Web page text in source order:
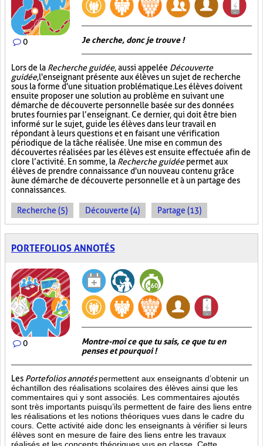
0 Je cherche, donc je trouve !
Lors de la Recherche guidée, aussi appelée Découverte
guidée, l'enseignant présente aux élèves un sujet de recherche
sous la forme d'une situation problématique. Les élèves doivent
ensuite proposer une solution au problème en suivant une
démarche de découverte personnelle basée sur des données
brutes fournies par l’enseignant. Ce dernier, qui doit être bien
informé sur le sujet, guide les élèves dans leur travail en
répondant à leurs questions et en faisant une vérification
périodique de la tâche réalisée. Une mise en commun des
découvertes réalisées par les élèves est ensuite effectuée afin de
clore l’activité. En somme, la Recherche guidéepermet aux
élèves de prendre connaissance d'un nouveau contenu grâce
à une démarche de découverte personnelle et à un partage des
connaissances.
Recherche (5) Découverte (4) Partage (13)
PORTEFOLIOS ANNOTÉS
0
Montre-moi ce que tu sais, ce que tu en
penses et pourquoi !
Les Portefolios annotés permettent aux enseignants d’obtenir un
échantillon des réalisations scolaires des élèves ainsi que les
commentaires qui y sont associés. Les commentaires ajoutés
sont très importants puisqu’ils permettent de faire des liens entre
les réalisations et les notions théoriques vues dans le cadre du
cours. Cette activité aide donc les enseignants à vérifier si leurs
élèves sont en mesure de faire des liens entre les travaux